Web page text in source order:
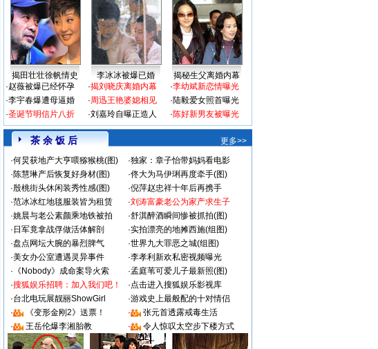
揭田壮壮徐帆情史 李冰冰被爆已婚
揭秘生父离婚内幕
·赵薇被爆已经怀孕
·李宇春爆遭母逼婚
·圣诞节明信片八折
·揭刘晓庆离婚内幕
·周迅王艳婆媳相见
·刘嘉玲自曝正造人
·李幼斌新恋情曝光
·陆毅爱女照首曝光
·陈好新男友被曝光
茶 余 饭 后
更多>>
·何炅获地产大亨喂猕猴桃(图) ·独家：章子怡带妈妈看电影
·陈慧琳产后恢复好身材(图) ·佟大为马伊琍再度牵手(图)
·殷桃街头休闲装秀性感(图) ·倪萍赵忠祥十年后再携手
·范冰冰红地毯服装皆为租赁 ·刘涛富豪老公为家产求生子
·姚晨与老公素颜乘地铁被拍 ·舒淇醉酒瞬间惨被抓拍(图)
· 日军竟拿战俘做活体解剖 ·实拍漂亮的地摊西施(组图)
·盘点网坛大腕的暴烈脾气 ·世界九大罪恶之城(组图)
·美女办公室遭遇灵异事件 ·李孝利新欢私密视频曝光
· 《Nobody》成命案导火索 ·孟庭苇可爱儿子最新照(图)
·搜狐娱乐招聘：加入我们吧！ ·点击进入搜狐娱乐影视库
·台北电玩展靓丽ShowGirl ·游戏史上最般配的十对情侣
·
《变形金刚2》送票！ ·
张元首透露戒毒生活
·
王岳伦爆李湘胎教 · 令人惊叹太空步下楼方式